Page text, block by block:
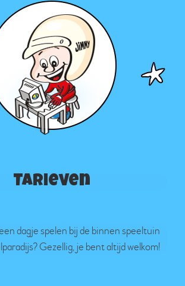
Tarieven
dagje spelen bij de binnen speeltuin
Gezellig, je bent altijd welkom!